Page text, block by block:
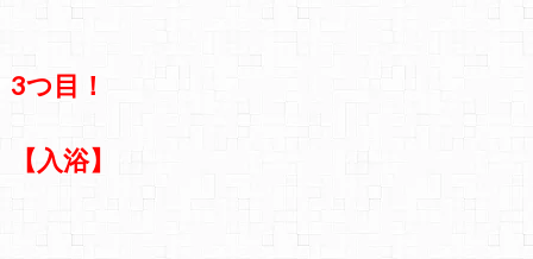
3つ目！
【入浴】